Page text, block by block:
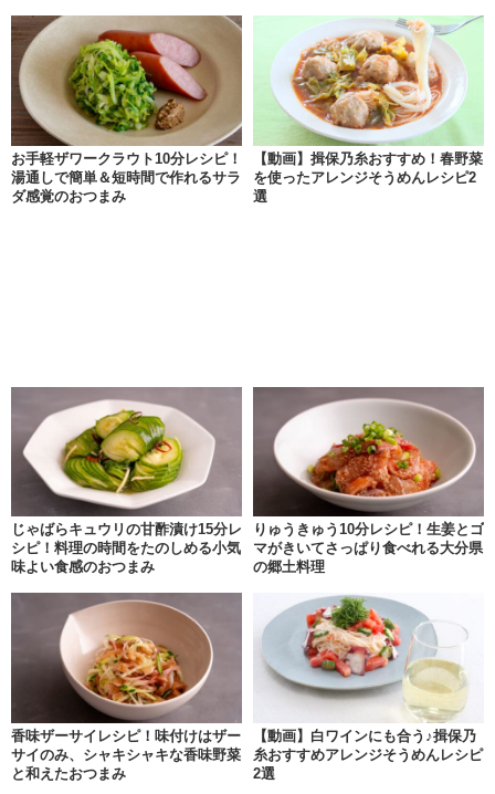
お手軽ザワークラウト10分レシピ！
湯通しで簡単＆短時間で作れるサラ
ダ感覚のおつまみ
【動画】揖保乃糸おすすめ！春野菜
を使ったアレンジそうめんレシピ2
選
じゃばらキュウリの甘酢漬け15分レ
シピ！料理の時間をたのしめる小気
味よい食感のおつまみ
りゅうきゅう10分レシピ！生姜とゴ
マがきいてさっぱり食べれる大分県
の郷土料理
香味ザーサイレシピ！味付けはザー
サイのみ、シャキシャキな香味野菜
と和えたおつまみ
【動画】白ワインにも合う♪揖保乃
糸おすすめアレンジそうめんレシピ
2選